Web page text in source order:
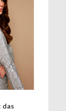
das